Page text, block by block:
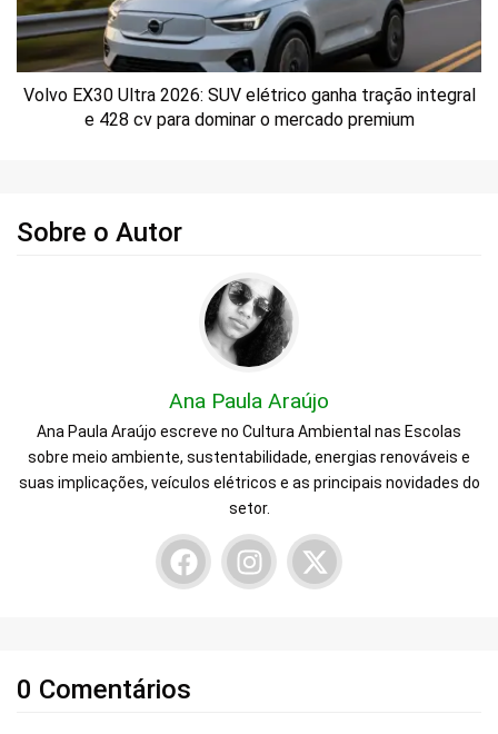
Volvo EX30 Ultra 2026: SUV elétrico ganha tração integral
e 428 cv para dominar o mercado premium
Sobre o Autor
Ana Paula Araújo
Ana Paula Araújo escreve no Cultura Ambiental nas Escolas
sobre meio ambiente, sustentabilidade, energias renováveis e
suas implicações, veículos elétricos e as principais novidades do
setor.
0 Comentários